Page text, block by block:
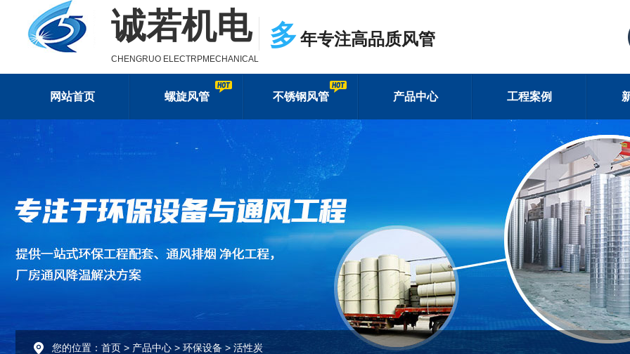
诚若机电
CHENGRUO ELECTRPMECHANICAL
多年专注高品质风管
网站首页 螺旋风管 不锈钢风管 产品中心 工程案例
您的位置： 首页 > 产品中心 > 环保设备 >活性炭